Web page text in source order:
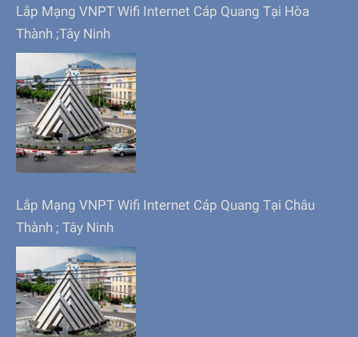
Lắp Mạng VNPT Wifi Internet Cáp Quang Tại Hòa
Thành ;Tây Ninh
Lắp Mạng VNPT Wifi Internet Cáp Quang Tại Châu
Thành ; Tây Ninh